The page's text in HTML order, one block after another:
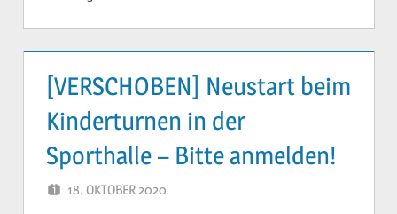
[VERSCHOBEN] Neustart beim
Kinderturnen in der
Sporthalle – Bitte anmelden!
18. OKTOBER 2020